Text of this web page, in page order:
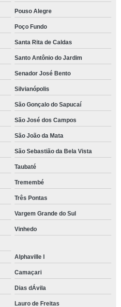
Pouso Alegre
Poço Fundo
Santa Rita de Caldas
Santo Antônio do Jardim
Senador José Bento
Silvianópolis
São Gonçalo do Sapucaí
São José dos Campos
São João da Mata
São Sebastião da Bela Vista
Taubaté
Tremembé
Três Pontas
Vargem Grande do Sul
Vinhedo
Alphaville I
Camaçari
Dias dÁvila
Lauro de Freitas